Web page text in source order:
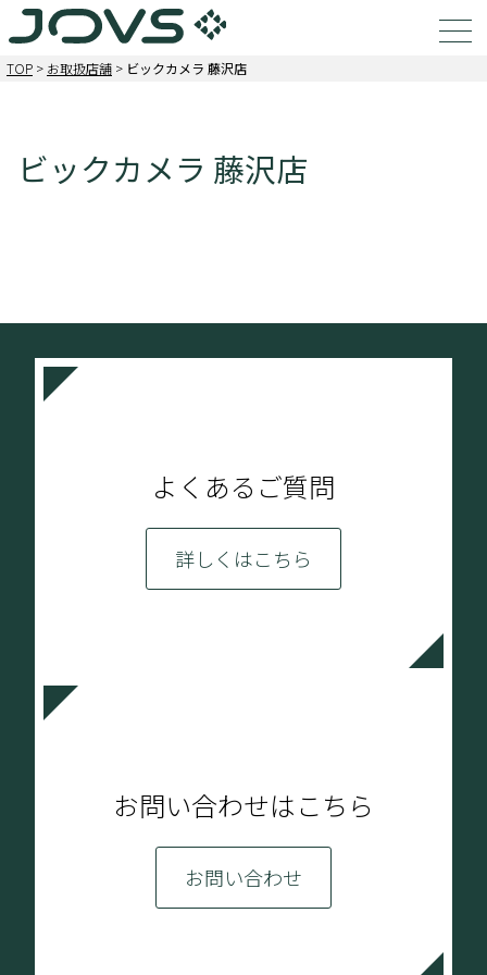
TOP > お取扱店舗 > ビックカメラ 藤沢店
ビックカメラ 藤沢店
よくあるご質問
詳しくはこちら
お問い合わせはこちら
お問い合わせ